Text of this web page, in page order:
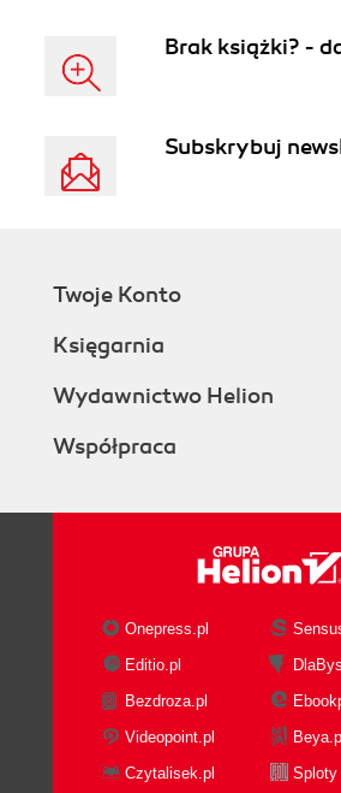
Brak książki? -
Subskrybuj
Twoje Konto
Księgarnia
Wydawnictwo Helion
Współpraca
Onepress.pl
Editio.pl
Bezdroza.pl
Videopoint.pl
Czytalisek.pl
Sploty